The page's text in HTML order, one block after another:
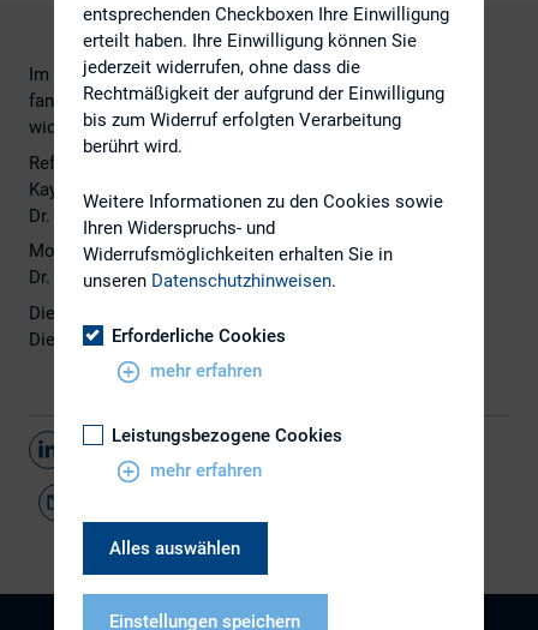
Im Rahmen der Veranstaltungsreihe "CIRA-TV im Herbst"
fand am 20.10.2020 ein Webinar mit dem Titel: "Die
wichtigsten ESG-Ratings im Vergleich" statt.
Referenten:
Kay Bommer, DIRK
Dr. Markus Fallenböck, own360
Moderation:
Dr. Diana Neumüller-Klein, STRABAG SE
Die Präsentation
Die Aufzeichnunghier. Code #Cira2020
Teilen
entsprechenden Checkboxen Ihre Einwilligung
erteilt haben. Ihre Einwilligung können Sie
jederzeit widerrufen, ohne dass die
Rechtmäßigkeit der aufgrund der Einwilligung
bis zum Widerruf erfolgten Verarbeitung
berührt wird.
Weitere Informationen zu den Cookies sowie
Ihren Widerspruchs- und
Widerrufsmöglichkeiten erhalten Sie in
unseren Datenschutzhinweisen.
Erforderliche Cookies
mehr erfahren
Leistungsbezogene Cookies
mehr erfahren
Alles auswählen
Einstellungen speichern